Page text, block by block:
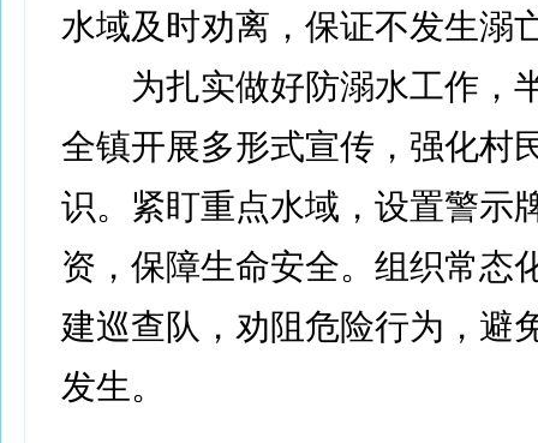
水域及时劝离，保证不发生溺
为扎实做好防溺水工作，
全镇开展多形式宣传，强化村
识。紧盯重点水域，设置警示
资，保障生命安全。组织常态
建巡查队，劝阻危险行为，避
发生。